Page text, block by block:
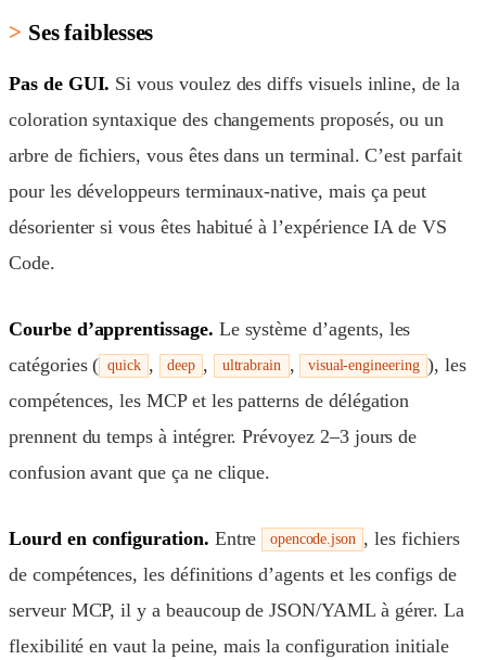
Ses faiblesses
Pas de GUI. Si vous voulez des diffs visuels inline, de la
coloration syntaxique des changements proposés, ou un
arbre de fichiers, vous êtes dans un terminal. C’est parfait
pour les développeurs terminaux-native, mais ça peut
désorienter si vous êtes habitué à l’expérience IA de VS
Code.
Courbe d’apprentissage. Le système d’agents, les
catégories ( quick , deep , ultrabrain , visual-engineering ), les
compétences, les MCP et les patterns de délégation
prennent du temps à intégrer. Prévoyez 2–3 jours de
confusion avant que ça ne clique.
Lourd en configuration. Entre opencode.json , les fichiers
de compétences, les définitions d’agents et les configs de
serveur MCP, il y a beaucoup de JSON/YAML à gérer. La
flexibilité en vaut la peine, mais la configuration initiale